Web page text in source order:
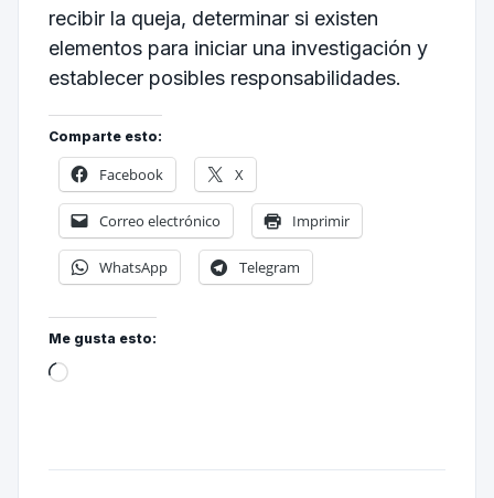
recibir la queja, determinar si existen
elementos para iniciar una investigación y
establecer posibles responsabilidades.
Comparte esto:
Facebook X
Correo electrónico Imprimir
WhatsApp Telegram
Me gusta esto: